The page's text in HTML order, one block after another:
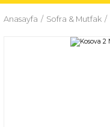
Anasayfa Sofra & Mutfak